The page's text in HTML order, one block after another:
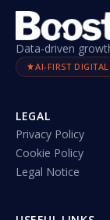
Data-driven
AI-FIRST
LEGAL
Privacy Policy
Cookie Policy
Legal Notice